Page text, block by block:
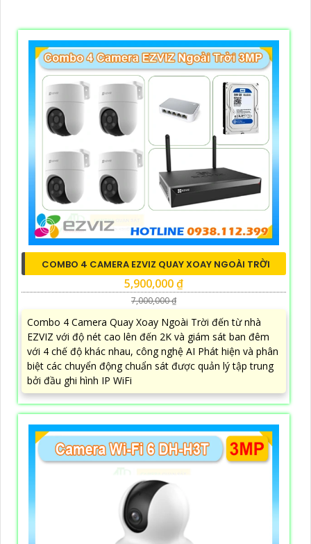
COMBO 4 CAMERA EZVIZ QUAY XOAY NGOÀI TRỜI
5,900,000 ₫
7,000,000 ₫
Combo 4 Camera Quay Xoay Ngoài Trời đến từ nhà
EZVIZ với độ nét cao lên đến 2K và giám sát ban đêm
với 4 chế độ khác nhau, công nghệ AI Phát hiện và phân
biệt các chuyển động chuẩn sát được quản lý tập trung
bởi đầu ghi hình IP WiFi